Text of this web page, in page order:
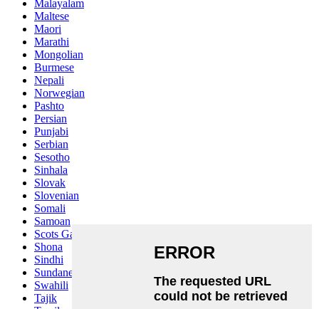
Malayalam
Maltese
Maori
Marathi
Mongolian
Burmese
Nepali
Norwegian
Pashto
Persian
Punjabi
Serbian
Sesotho
Sinhala
Slovak
Slovenian
Somali
Samoan
Scots Gaelic
Shona
Sindhi
Sundanese
Swahili
Tajik